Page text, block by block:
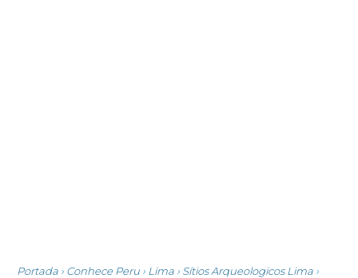
Portada› Conhece Peru› Lima› Sítios Arqueologicos Lima›